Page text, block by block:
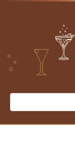
Перейти
Поиск: